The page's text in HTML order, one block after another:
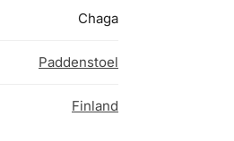
Chaga
Paddenstoel
Finland